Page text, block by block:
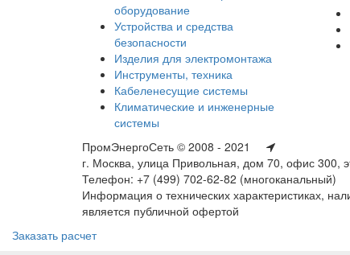
оборудование
Устройства и средства
безопасности
Изделия для электромонтажа
Инструменты, техника
Кабеленесущие системы
Климатические и инженерные
системы
ПромЭнергоСеть © 2008 - 2021
г. Москва, улица Привольная, дом 70, офис 300,
Телефон: +7 (499) 702-62-82 (многоканальный)
Информация о технических характеристиках,
является публичной офертой
Заказать расчет